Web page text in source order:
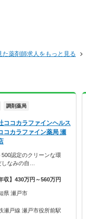
た薬剤師求人をもっと見る
調剤薬局
ココカラファインヘルス
カラファイン薬局 瀬
500認定のクリーンな環
しなみの自…
収】430万円～560万円
県 瀬戸市
瀬戸線 瀬戸市役所前駅